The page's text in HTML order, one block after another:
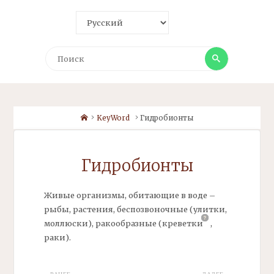
Поиск
HomeKeyWord Гидробионты
Гидробионты
Живые организмы, обитающие в воде –
рыбы, растения, беспозвоночные (улитки,
моллюски), ракообразные (креветки
,
раки).